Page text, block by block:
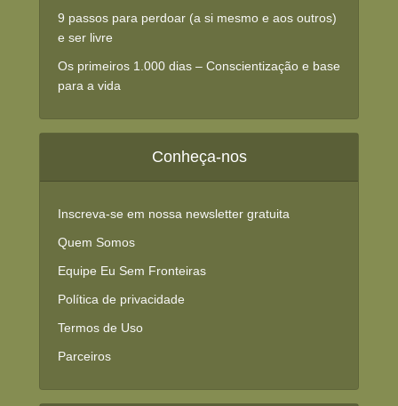
9 passos para perdoar (a si mesmo e aos outros)
e ser livre
Os primeiros 1.000 dias – Conscientização e base
para a vida
Conheça-nos
Inscreva-se em nossa newsletter gratuita
Quem Somos
Equipe Eu Sem Fronteiras
Política de privacidade
Termos de Uso
Parceiros